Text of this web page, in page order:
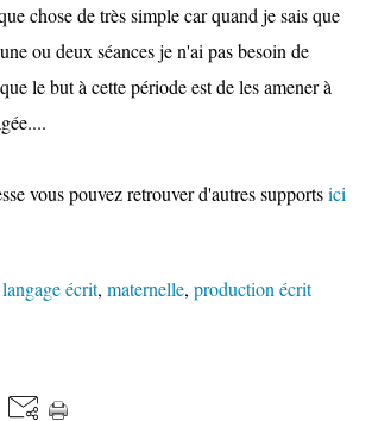
chose de très simple car quand je sais que
ou deux séances je n'ai pas besoin de
le but à cette période est de les amener à
vous pouvez retrouver d'autres supportsici
langage écrit, maternelle, production écrit